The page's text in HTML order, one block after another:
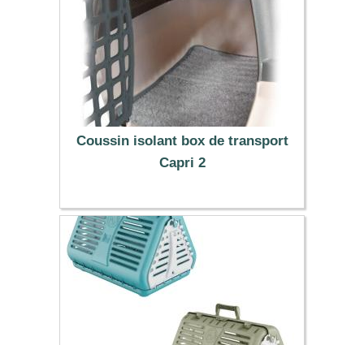
Coussin isolant box de transport
Capri 2
5.90 €